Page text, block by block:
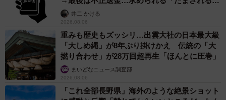
提」の対策
井二 かける
2026.08.06
重みも歴史もズッシリ…出雲大社の日本最大級
「大しめ縄」が8年ぶり掛けかえ 伝統の「大
撚り合わせ」が28万回超再生「ほんとに圧巻」
まいどなニュース調査部
2026.08.06
「これ全部長野県」海外のような絶景ショット